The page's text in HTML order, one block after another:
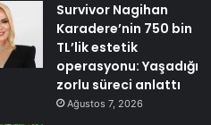
Survivor Nagihan
Karadere’nin 750 bin
TL’lik estetik
operasyonu: Yaşadığı
zorlu süreci anlattı
Ağustos 7, 2026